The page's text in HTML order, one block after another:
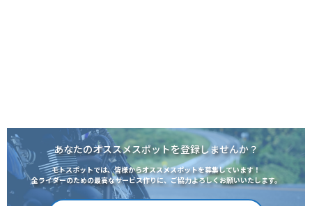
あなたのオススメスポットを登録しませんか？
モトスポットでは、皆様からオススメスポットを募集しています！
全ライダーのための最高なサービス作りに、ご協力よろしくお願いいたします。